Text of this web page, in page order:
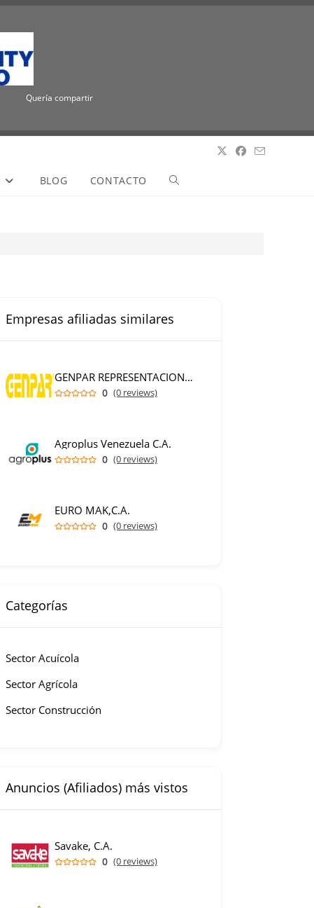
Quería compartir la emocionante noticia de que ICUEE tiene un nuevo
BLOG CONTACTO
Empresas afiliadas similares
GENPAR REPRESENTACIONES C.A.
0 (0 reviews)
Agroplus Venezuela C.A.
0 (0 reviews)
EURO MAK,C.A.
0 (0 reviews)
Categorías
Sector Acuícola
Sector Agrícola
Sector Construcción
Anuncios (Afiliados) más vistos
Savake, C.A.
0 (0 reviews)